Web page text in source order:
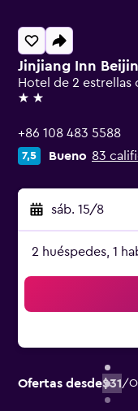
Jinjiang Inn
Hotel de 2
2 estrellas
+86 108 483 5588
7,5 Bueno 83
sáb. 15/8
2 huéspedes, 1
Ofertas desde$31/